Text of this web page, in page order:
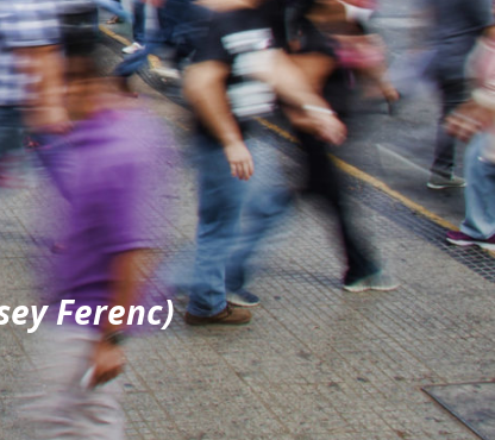
Ferenc)